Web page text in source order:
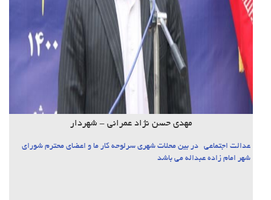
مهدی حسن نژاد عمرانی - شهردار
عدالت اجتماعی در بین محلات شهری سرلوحه کار ما و اعضای محترم شورای
شهر امام زاده عبداله می باشد